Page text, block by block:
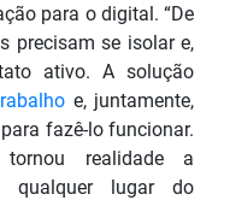
para o digital. “De
precisam se isolar e,
ativo. A solução
e, juntamente,
fazê-lo funcionar.
realidade a
qualquer lugar do